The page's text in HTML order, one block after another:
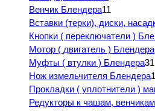
Венчик Блендера11
Вставки (терки), диски,
Кнопки ( переключатели )
Мотор ( двигатель ) Блендера
Муфты ( втулки ) Блендера31
Нож измельчителя Блендера
Прокладки ( уплотнители )
Редукторы к чашам,